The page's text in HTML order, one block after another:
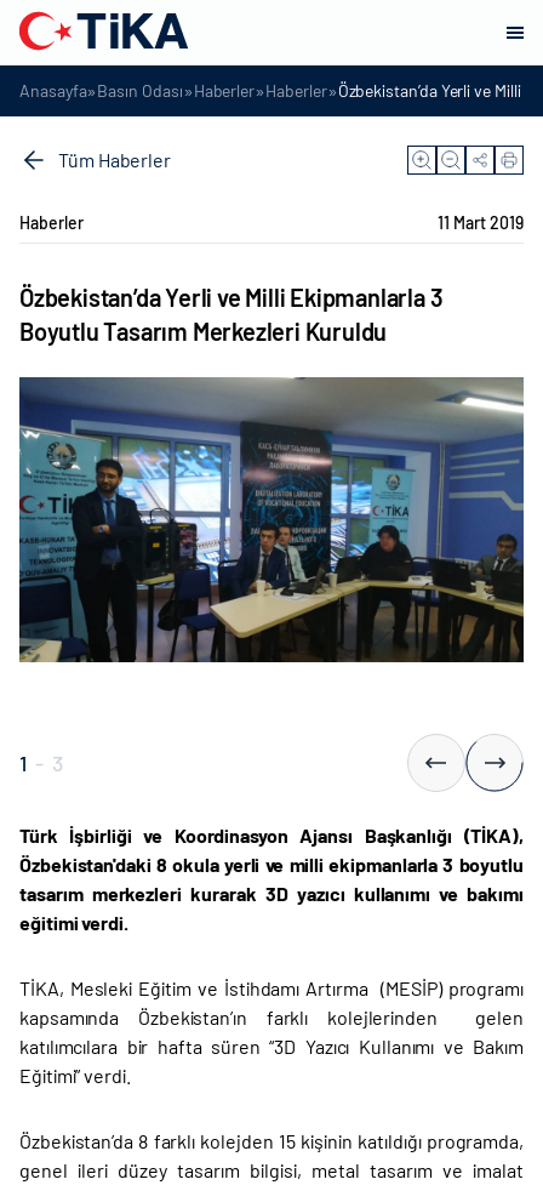
Anasayfa»Basın Odası»Haberler»Haberler»Özbekistan’da Yerli ve Milli
Tüm Haberler
Haberler 11 Mart 2019
Özbekistan’da Yerli ve Milli Ekipmanlarla 3
Boyutlu Tasarım Merkezleri Kuruldu
1 - 3
Türk İşbirliği ve Koordinasyon Ajansı Başkanlığı (TİKA),
Özbekistan'daki 8 okula yerli ve milli ekipmanlarla 3 boyutlu
tasarım merkezleri kurarak 3D yazıcı kullanımı ve bakımı
eğitimi verdi.
TİKA, Mesleki Eğitim ve İstihdamı Artırma (MESİP) programı
kapsamında Özbekistan’ın farklı kolejlerinden gelen
katılımcılara bir hafta süren “3D Yazıcı Kullanımı ve Bakım
Eğitimi”verdi.
Özbekistan’da 8 farklı kolejden 15 kişinin katıldığı programda,
genel ileri düzey tasarım bilgisi, metal tasarım ve imalat